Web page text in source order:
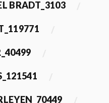
BRADT_3103